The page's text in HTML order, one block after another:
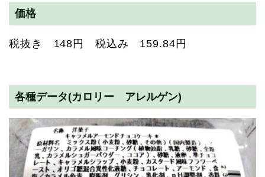
価格
税抜き 148円 税込み 159.84円
各種データ(カロリー アレルゲン)